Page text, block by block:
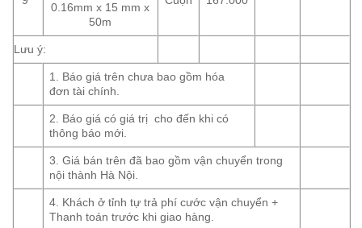
0.16mm x 15 mm x
50m
Lưu ý:
1. Báo giá trên chưa bao gồm hóa
đơn tài chính.
2. Báo giá có giá trị cho đến khi có
thông báo mới.
3. Giá bán trên đã bao gồm vận chuyển trong
nội thành Hà Nội.
4. Khách ở tỉnh tự trả phí cước vận chuyển +
Thanh toán trước khi giao hàng.